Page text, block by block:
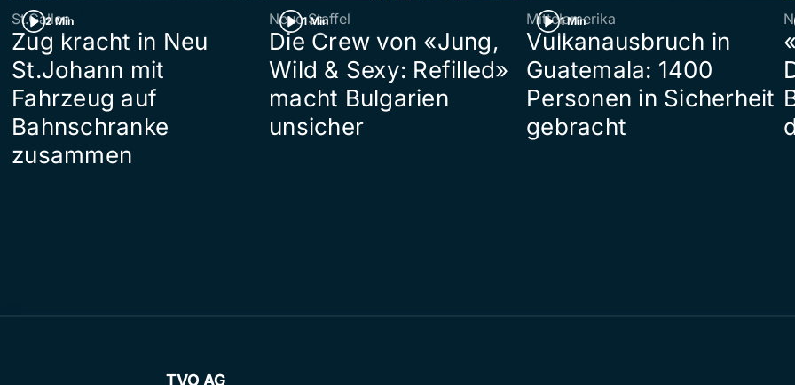
2 Min
St.Gallen
Zug kracht in Neu
St.Johann mit
Fahrzeug auf
Bahnschranke
zusammen
1 Min
Neue Staffel
Die Crew von «Jung,
Wild & Sexy: Refilled»
macht Bulgarien
unsicher
1 Min
Mittelamerika
Vulkanausbruch in
Guatemala: 1400
Personen in Sicherheit
gebracht
TVO AG